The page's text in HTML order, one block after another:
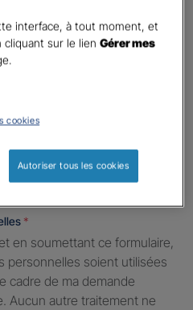
*
en soumettant ce formulaire,
personnelles soient utilisées
cadre de ma demande
Aucun autre traitement ne
interface, à tout moment, et
cliquant sur le lienGérer mes
cookies
Autoriser tous les cookies